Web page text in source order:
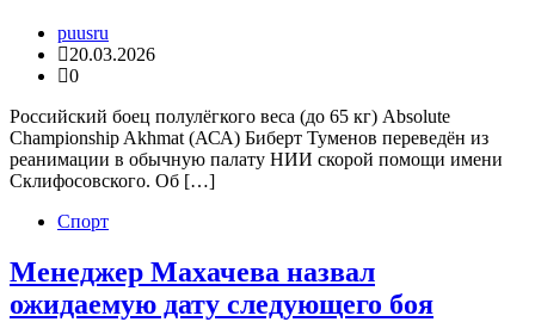
puusru
20.03.2026
0
Российский боец полулёгкого веса (до 65 кг) Absolute
Championship Akhmat (АСА) Биберт Туменов переведён из
реанимации в обычную палату НИИ скорой помощи имени
Склифосовского. Об […]
Спорт
Менеджер Махачева назвал
ожидаемую дату следующего боя